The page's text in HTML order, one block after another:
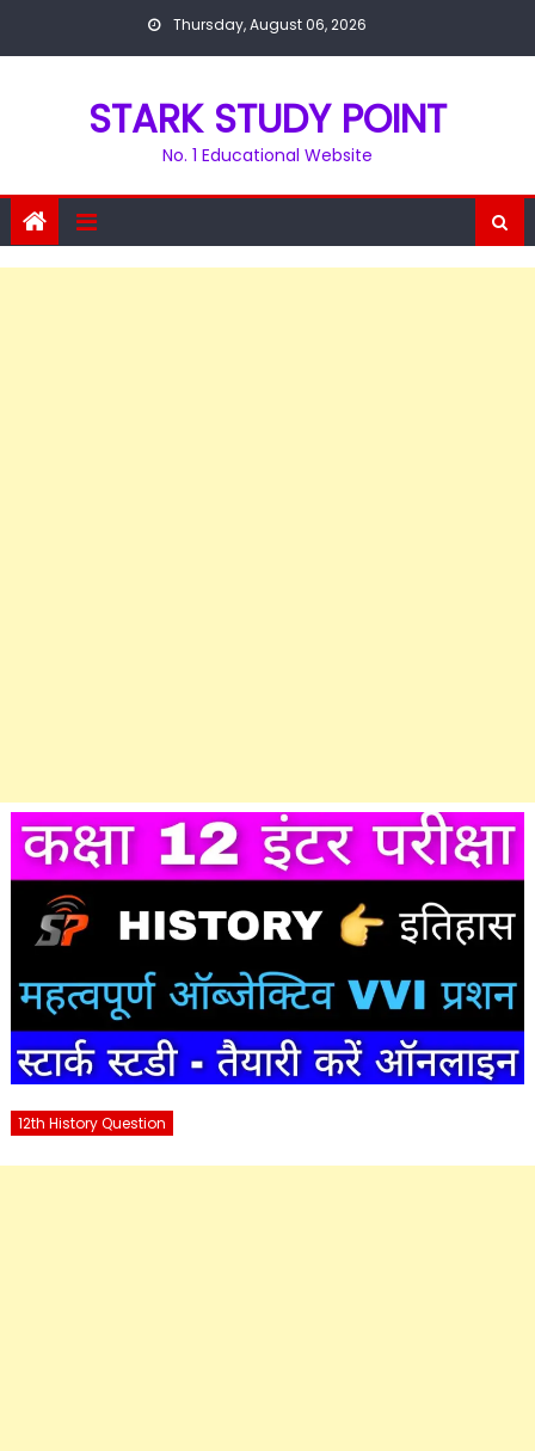
Thursday, August 06, 2026
STARK STUDY POINT
No. 1 Educational Website
12th History Question